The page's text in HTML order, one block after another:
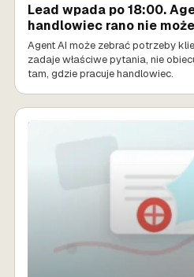
Lead wpada po 18:00.
handlowiec rano nie
Agent AI może zebrać potrzeby
zadaje właściwe pytania, nie
tam, gdzie pracuje handlowiec.
SPRZEDAŻ AI